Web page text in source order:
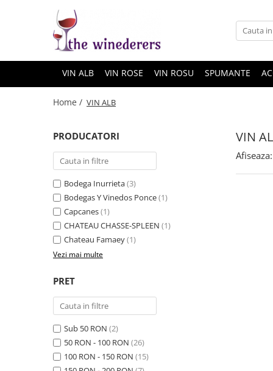
VIN ALB VIN ROSE VIN ROSU SPUMANTE
Home / VIN ALB
VIN
PRODUCATORI
Bodega Inurrieta(3)
Bodegas Y Vinedos Ponce(1)
Capcanes(1)
CHATEAU CHASSE-SPLEEN (1)
Chateau Famaey(1)
Vezi mai multe
PRET
Sub 50 RON (2)
50 RON - 100 RON (26)
100 RON - 150 RON (15)
Afiseaza: